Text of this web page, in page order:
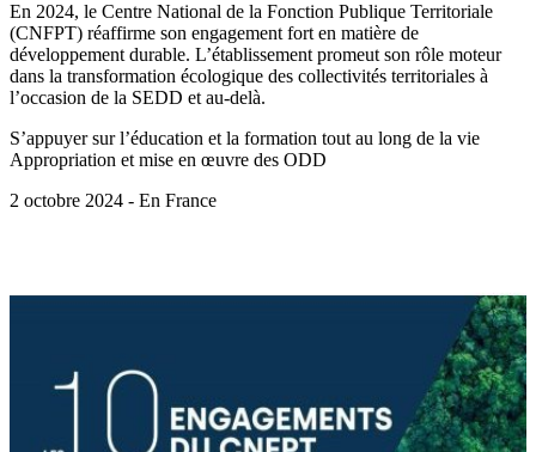
En 2024, le Centre National de la Fonction Publique Territoriale
(CNFPT) réaffirme son engagement fort en matière de
développement durable. L’établissement promeut son rôle moteur
dans la transformation écologique des collectivités territoriales à
l’occasion de la SEDD et au-delà.
S’appuyer sur l’éducation et la formation tout au long de la vie
Appropriation et mise en œuvre des ODD
2 octobre 2024 - En France